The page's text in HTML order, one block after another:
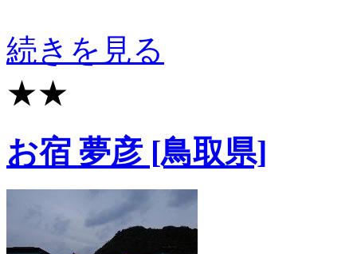
続きを見る
★★
お宿 夢彦 [鳥取県]